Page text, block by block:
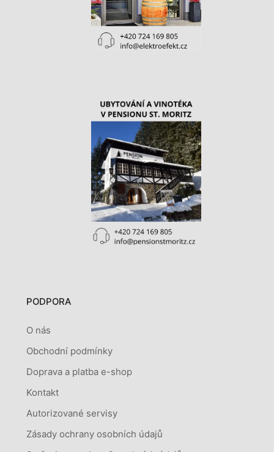
PODPORA
O nás
Obchodní podmínky
Doprava a platba e-shop
Kontakt
Autorizované servisy
Zásady ochrany osobních údajů